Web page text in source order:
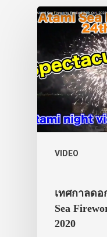
VIDEO
เทศกาลด
Sea
2020